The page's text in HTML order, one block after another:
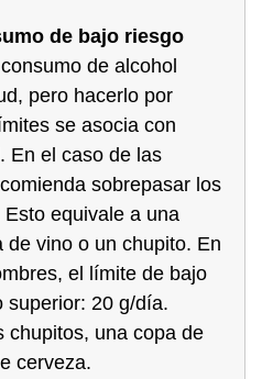
de bajo riesgo
de alcohol
pero hacerlo por
se asocia con
En el caso de las
sobrepasar los
equivale a una
de vino o un chupito. En
el límite de bajo
superior: 20 g/día.
chupitos, una copa de
cerveza.